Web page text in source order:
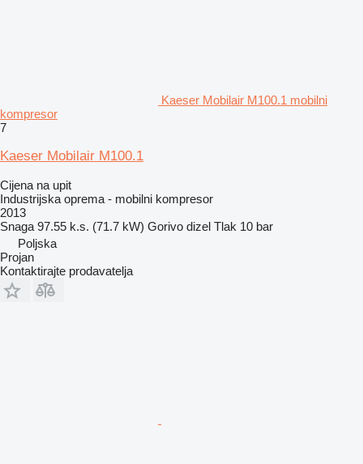
Kaeser Mobilair M100.1 mobilni
kompresor
7
Kaeser Mobilair M100.1
Cijena na upit
Industrijska oprema - mobilni kompresor
2013
Snaga 97.55 k.s. (71.7 kW) Gorivo dizel Tlak 10 bar
Poljska
Projan
Kontaktirajte prodavatelja